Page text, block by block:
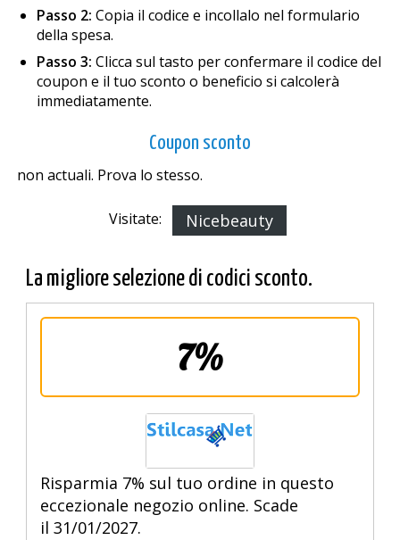
Passo 2: Copia il codice e incollalo nel formulario
della spesa.
Passo 3: Clicca sul tasto per confermare il codice del
coupon e il tuo sconto o beneficio si calcolerà
immediatamente.
Coupon sconto
non actuali. Prova lo stesso.
Visitate: Nicebeauty
La migliore selezione di codici sconto.
7%
Risparmia 7% sul tuo ordine in questo
eccezionale negozio online. Scade
il 31/01/2027.